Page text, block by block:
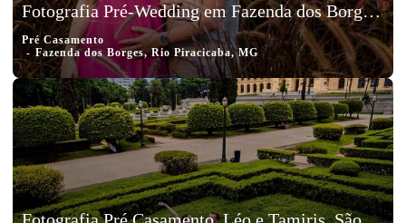
Fotografia Pré-Wedding em Fazenda dos Borges, Rio Piracicaba, MG, Yuri e Bárbara
Pré Casamento
Fazenda dos Borges, Rio Piracicaba, MG